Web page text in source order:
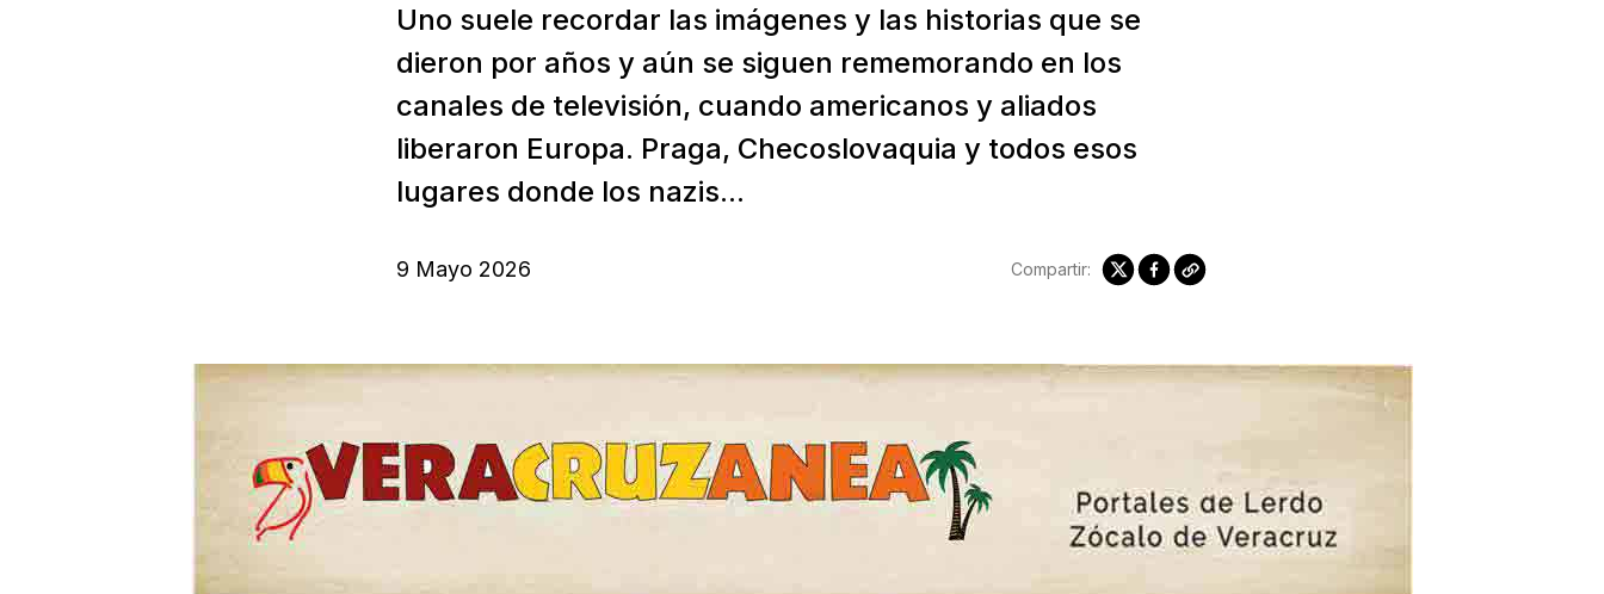
Uno suele recordar las imágenes y las historias que se
dieron por años y aún se siguen rememorando en los
canales de televisión, cuando americanos y aliados
liberaron Europa. Praga, Checoslovaquia y todos esos
lugares donde los nazis...
9 Mayo 2026 Compartir: